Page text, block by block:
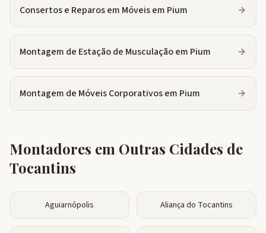
Consertos e Reparos em Móveisem Pium
Montagem de Estação de Musculaçãoem Pium
Montagem de Móveis Corporativosem Pium
Montadores em Outras Cidades de
Tocantins
Aguiarnópolis Aliança do Tocantins